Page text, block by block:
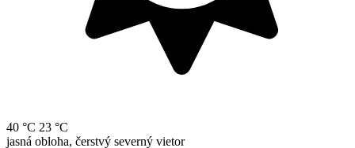
40 °C 23 °C
jasná obloha, čerstvý severný vietor